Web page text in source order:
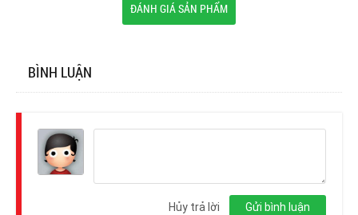
ĐÁNH GIÁ SẢN PHẨM
BÌNH LUẬN
Gửi bình luận
Hủy trả lời